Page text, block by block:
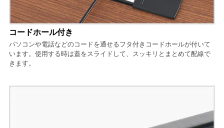
コードホール付き
パソコンや電話などのコードを通せるフタ付きコードホールが付いて
います。使用する時は蓋をスライドして、スッキリとまとめて配線で
きます。